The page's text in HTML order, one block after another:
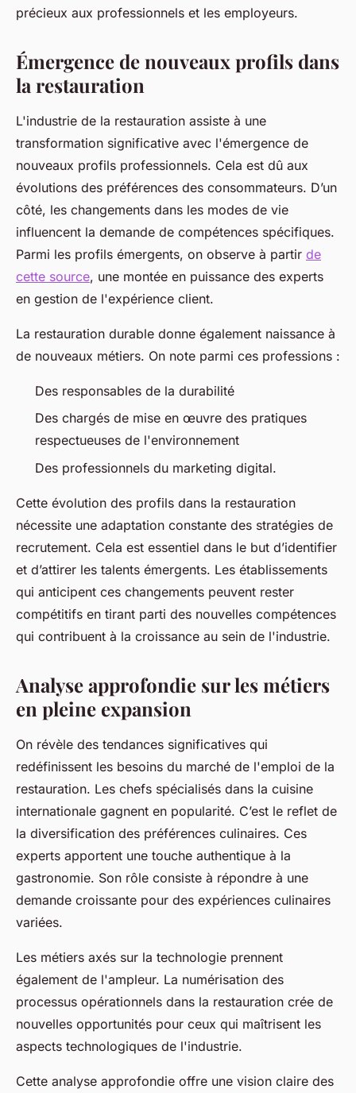
précieux aux professionnels et les employeurs.
Émergence de nouveaux profils dans
la restauration
L'industrie de la restauration assiste à une
transformation significative avec l'émergence de
nouveaux profils professionnels. Cela est dû aux
évolutions des préférences des consommateurs. D’un
côté, les changements dans les modes de vie
influencent la demande de compétences spécifiques.
Parmi les profils émergents, on observe à partir de
cette source, une montée en puissance des experts
en gestion de l'expérience client.
La restauration durable donne également naissance à
de nouveaux métiers. On note parmi ces professions :
Des responsables de la durabilité
Des chargés de mise en œuvre des pratiques
respectueuses de l'environnement
Des professionnels du marketing digital.
Cette évolution des profils dans la restauration
nécessite une adaptation constante des stratégies de
recrutement. Cela est essentiel dans le but d’identifier
et d’attirer les talents émergents. Les établissements
qui anticipent ces changements peuvent rester
compétitifs en tirant parti des nouvelles compétences
qui contribuent à la croissance au sein de l'industrie.
Analyse approfondie sur les métiers
en pleine expansion
On révèle des tendances significatives qui
redéfinissent les besoins du marché de l'emploi de la
restauration. Les chefs spécialisés dans la cuisine
internationale gagnent en popularité. C’est le reflet de
la diversification des préférences culinaires. Ces
experts apportent une touche authentique à la
gastronomie. Son rôle consiste à répondre à une
demande croissante pour des expériences culinaires
variées.
Les métiers axés sur la technologie prennent
également de l'ampleur. La numérisation des
processus opérationnels dans la restauration crée de
nouvelles opportunités pour ceux qui maîtrisent les
aspects technologiques de l'industrie.
Cette analyse approfondie offre une vision claire des